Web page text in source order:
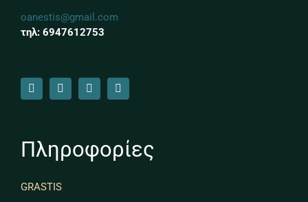
oanestis@gmail.com
τηλ: 6947612753
Πληροφορίες
GRASTIS